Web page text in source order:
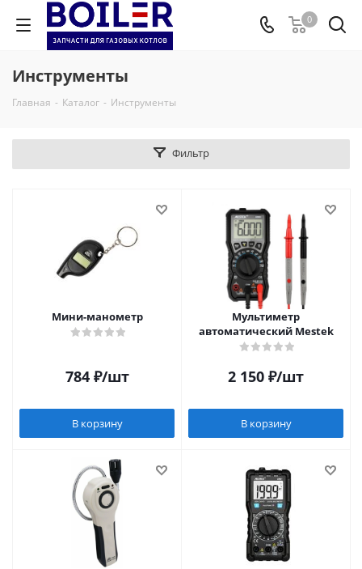
0
Инструменты
Главная - Каталог - Инструменты
Фильтр
Мини-манометр
784₽/шт
В корзину
Мультиметр
автоматический Mestek
2 150 ₽/шт
В корзину